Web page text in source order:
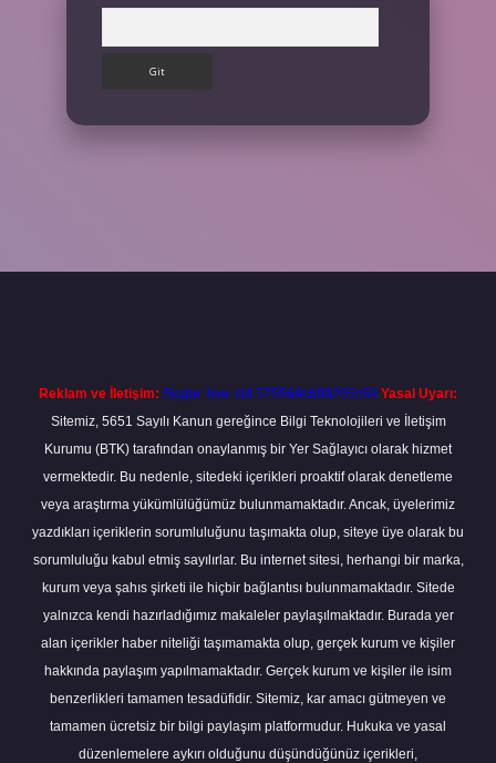
Reklam ve İletişim: Skype: live:.cid.575569c608265c69 Yasal Uyarı:
Sitemiz, 5651 Sayılı Kanun gereğince Bilgi Teknolojileri ve İletişim
Kurumu (BTK) tarafından onaylanmış bir Yer Sağlayıcı olarak hizmet
vermektedir. Bu nedenle, sitedeki içerikleri proaktif olarak denetleme
veya araştırma yükümlülüğümüz bulunmamaktadır. Ancak, üyelerimiz
yazdıkları içeriklerin sorumluluğunu taşımakta olup, siteye üye olarak bu
sorumluluğu kabul etmiş sayılırlar. Bu internet sitesi, herhangi bir marka,
kurum veya şahıs şirketi ile hiçbir bağlantısı bulunmamaktadır. Sitede
yalnızca kendi hazırladığımız makaleler paylaşılmaktadır. Burada yer
alan içerikler haber niteliği taşımamakta olup, gerçek kurum ve kişiler
hakkında paylaşım yapılmamaktadır. Gerçek kurum ve kişiler ile isim
benzerlikleri tamamen tesadüfidir. Sitemiz, kar amacı gütmeyen ve
tamamen ücretsiz bir bilgi paylaşım platformudur. Hukuka ve yasal
düzenlemelere aykırı olduğunu düşündüğünüz içerikleri,